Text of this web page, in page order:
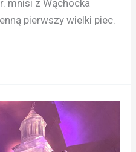
mnisi z Wąchocka
pierwszy wielki piec.